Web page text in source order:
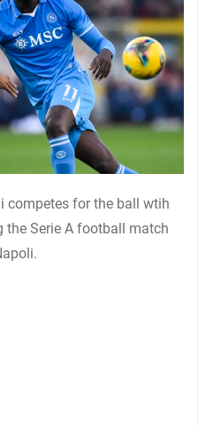
competes for the ball wtih
the Serie A football match